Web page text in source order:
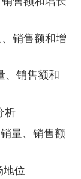
销售额和增
、销售额和
析
量、销售额
地位